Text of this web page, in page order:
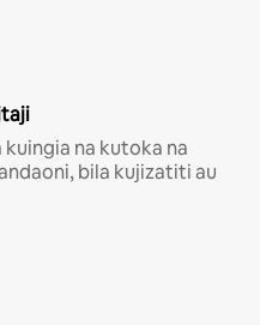
kuingia na kutoka na
bila kujizatiti au